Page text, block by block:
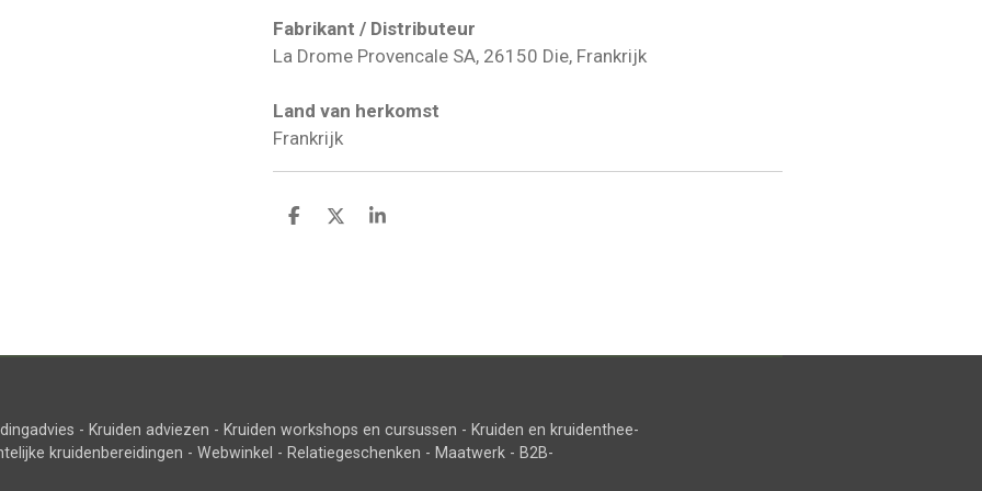
Fabrikant / Distributeur
La Drome Provencale SA, 26150 Die, Frankrijk
Land van herkomst
Frankrijk
D
D
S
- Kruiden adviezen - Kruiden workshops en cursussen - Kruiden en kruidenthee-
kruidenbereidingen - Webwinkel - Relatiegeschenken - Maatwerk - B2B-